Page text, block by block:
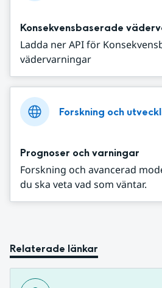
Konsekvensbaserade
Ladda ner API för
vädervarningar
Forskning och
Prognoser och varningar
Forskning och avancerad
du ska veta vad som väntar.
Relaterade länkar